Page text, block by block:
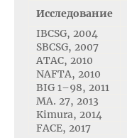
Исследование
IBCSG, 2004
SBCSG, 2007
ATAC, 2010
NAFTA, 2010
BIG 1–98, 2011
MA. 27, 2013
Kimura, 2014
FACE, 2017